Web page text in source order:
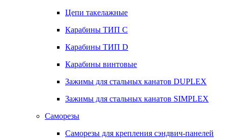
Цепи такелажные
Карабины ТИП C
Карабины ТИП D
Карабины винтовые
Зажимы для стальных канатов DUPLEX
Зажимы для стальных канатов SIMPLEX
Саморезы
Саморезы для крепления сэндвич-панелей